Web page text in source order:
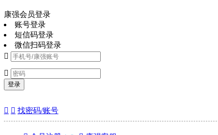
康强会员登录
账号登录
短信码登录
微信扫码登录


登录
  找密码/账号